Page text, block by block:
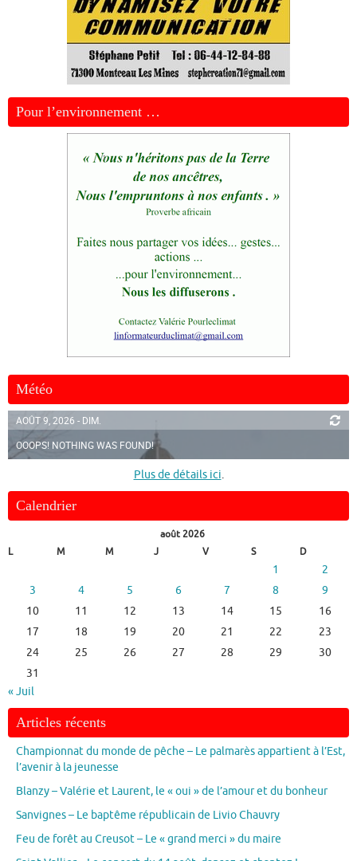
Pour l’environnement …
Météo
AOÛT 9, 2026 - DIM.
OOOPS! NOTHING WAS FOUND!
Plus de détails ici.
Calendrier
août 2026
L
M M J V S D
1
2
3
4 5 6 7 8
9
10
11 12 13 14 15
16
17
18 19 20 21 22
23
24
25 26 27 28 29
30
31
« Juil
Articles récents
Championnat du monde de pêche – Le palmarès appartient à l’Est,
l’avenir à la jeunesse
Blanzy – Valérie et Laurent, le « oui » de l’amour et du bonheur
Sanvignes – Le baptême républicain de Livio Chauvry
Feu de forêt au Creusot – Le « grand merci » du maire